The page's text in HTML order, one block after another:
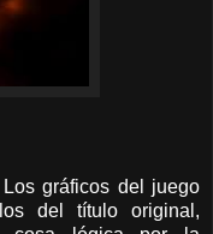
gráficos del juego
del título original,